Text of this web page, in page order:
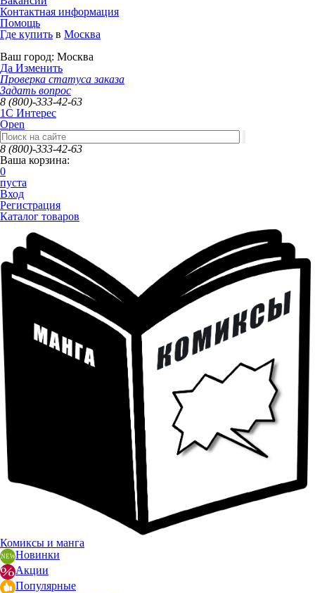
Контактная информация
Помощь
Где купить в Москва
Ваш город: Москва
Да Изменить
Проверка статуса заказа
Задать вопрос
8 (800)-333-42-63
1C Интерес
Open
8 (800)-333-42-63
Ваша корзина:
0
пуста
Вход
Регистрация
Каталог товаров
Комиксы и манга
Новинки
Акции
Популярные